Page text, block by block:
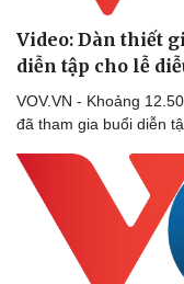
Video: Dàn thiết
diễn tập cho lễ
VOV.VN - Khoảng
đã tham gia buổi diễn